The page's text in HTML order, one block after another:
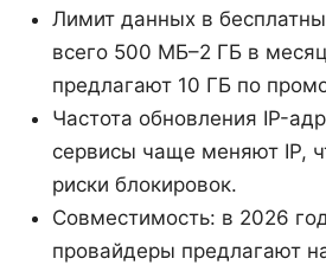
Лимит данных в
всего 500 МБ–2 ГБ в
предлагают 10 ГБ по
Частота обновления IP-
сервисы чаще меняют IP,
риски блокировок.
Совместимость: в 2026
провайдеры предлагают